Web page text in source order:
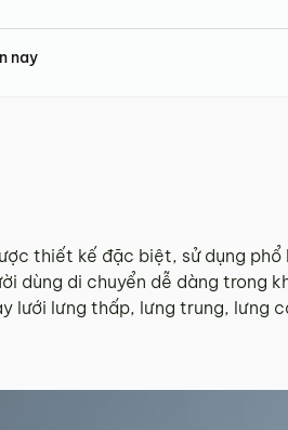
nay
thiết kế đặc biệt, sử dụng
dùng di chuyển dễ dàng trong
lưới lưng thấp, lưng trung, lưng